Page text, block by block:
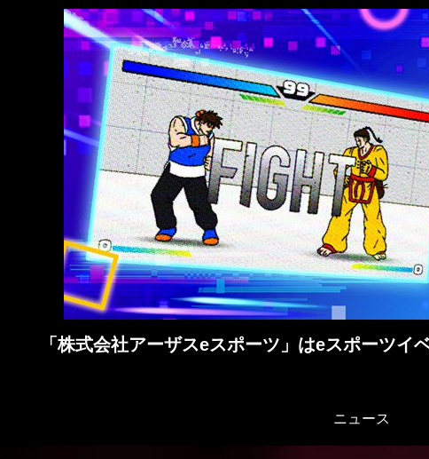
「株式会社アーザスeスポーツ」はeスポーツ
ニュース